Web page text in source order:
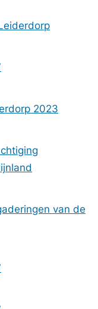
2023
van de